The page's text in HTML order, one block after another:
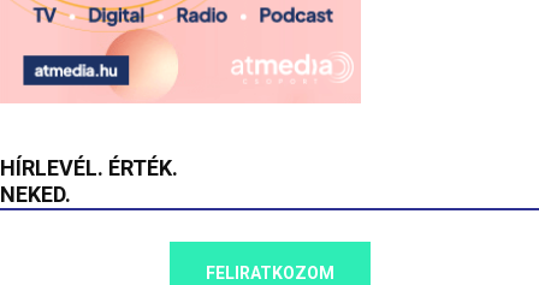
HÍRLEVÉL. ÉRTÉK.
NEKED.
FELIRATKOZOM